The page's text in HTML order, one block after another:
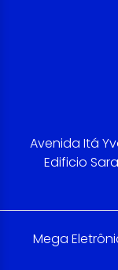
Avenida Itá
Edificio
Mega